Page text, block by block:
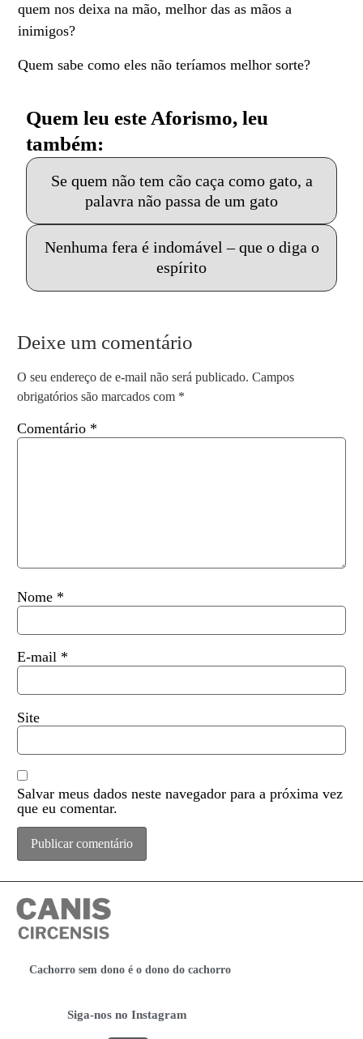
quem nos deixa na mão, melhor das as mãos a
inimigos?
Quem sabe como eles não teríamos melhor sorte?
Quem leu este Aforismo, leu
também:
Se quem não tem cão caça como gato, a
palavra não passa de um gato
Nenhuma fera é indomável – que o diga o
espírito
Deixe um comentário
O seu endereço de e-mail não será publicado. Campos
obrigatórios são marcados com *
Comentário *
Nome *
E-mail *
Site
Salvar meus dados neste navegador para a próxima vez
que eu comentar.
Cachorro sem dono é o dono do cachorro
Siga-nos no Instagram